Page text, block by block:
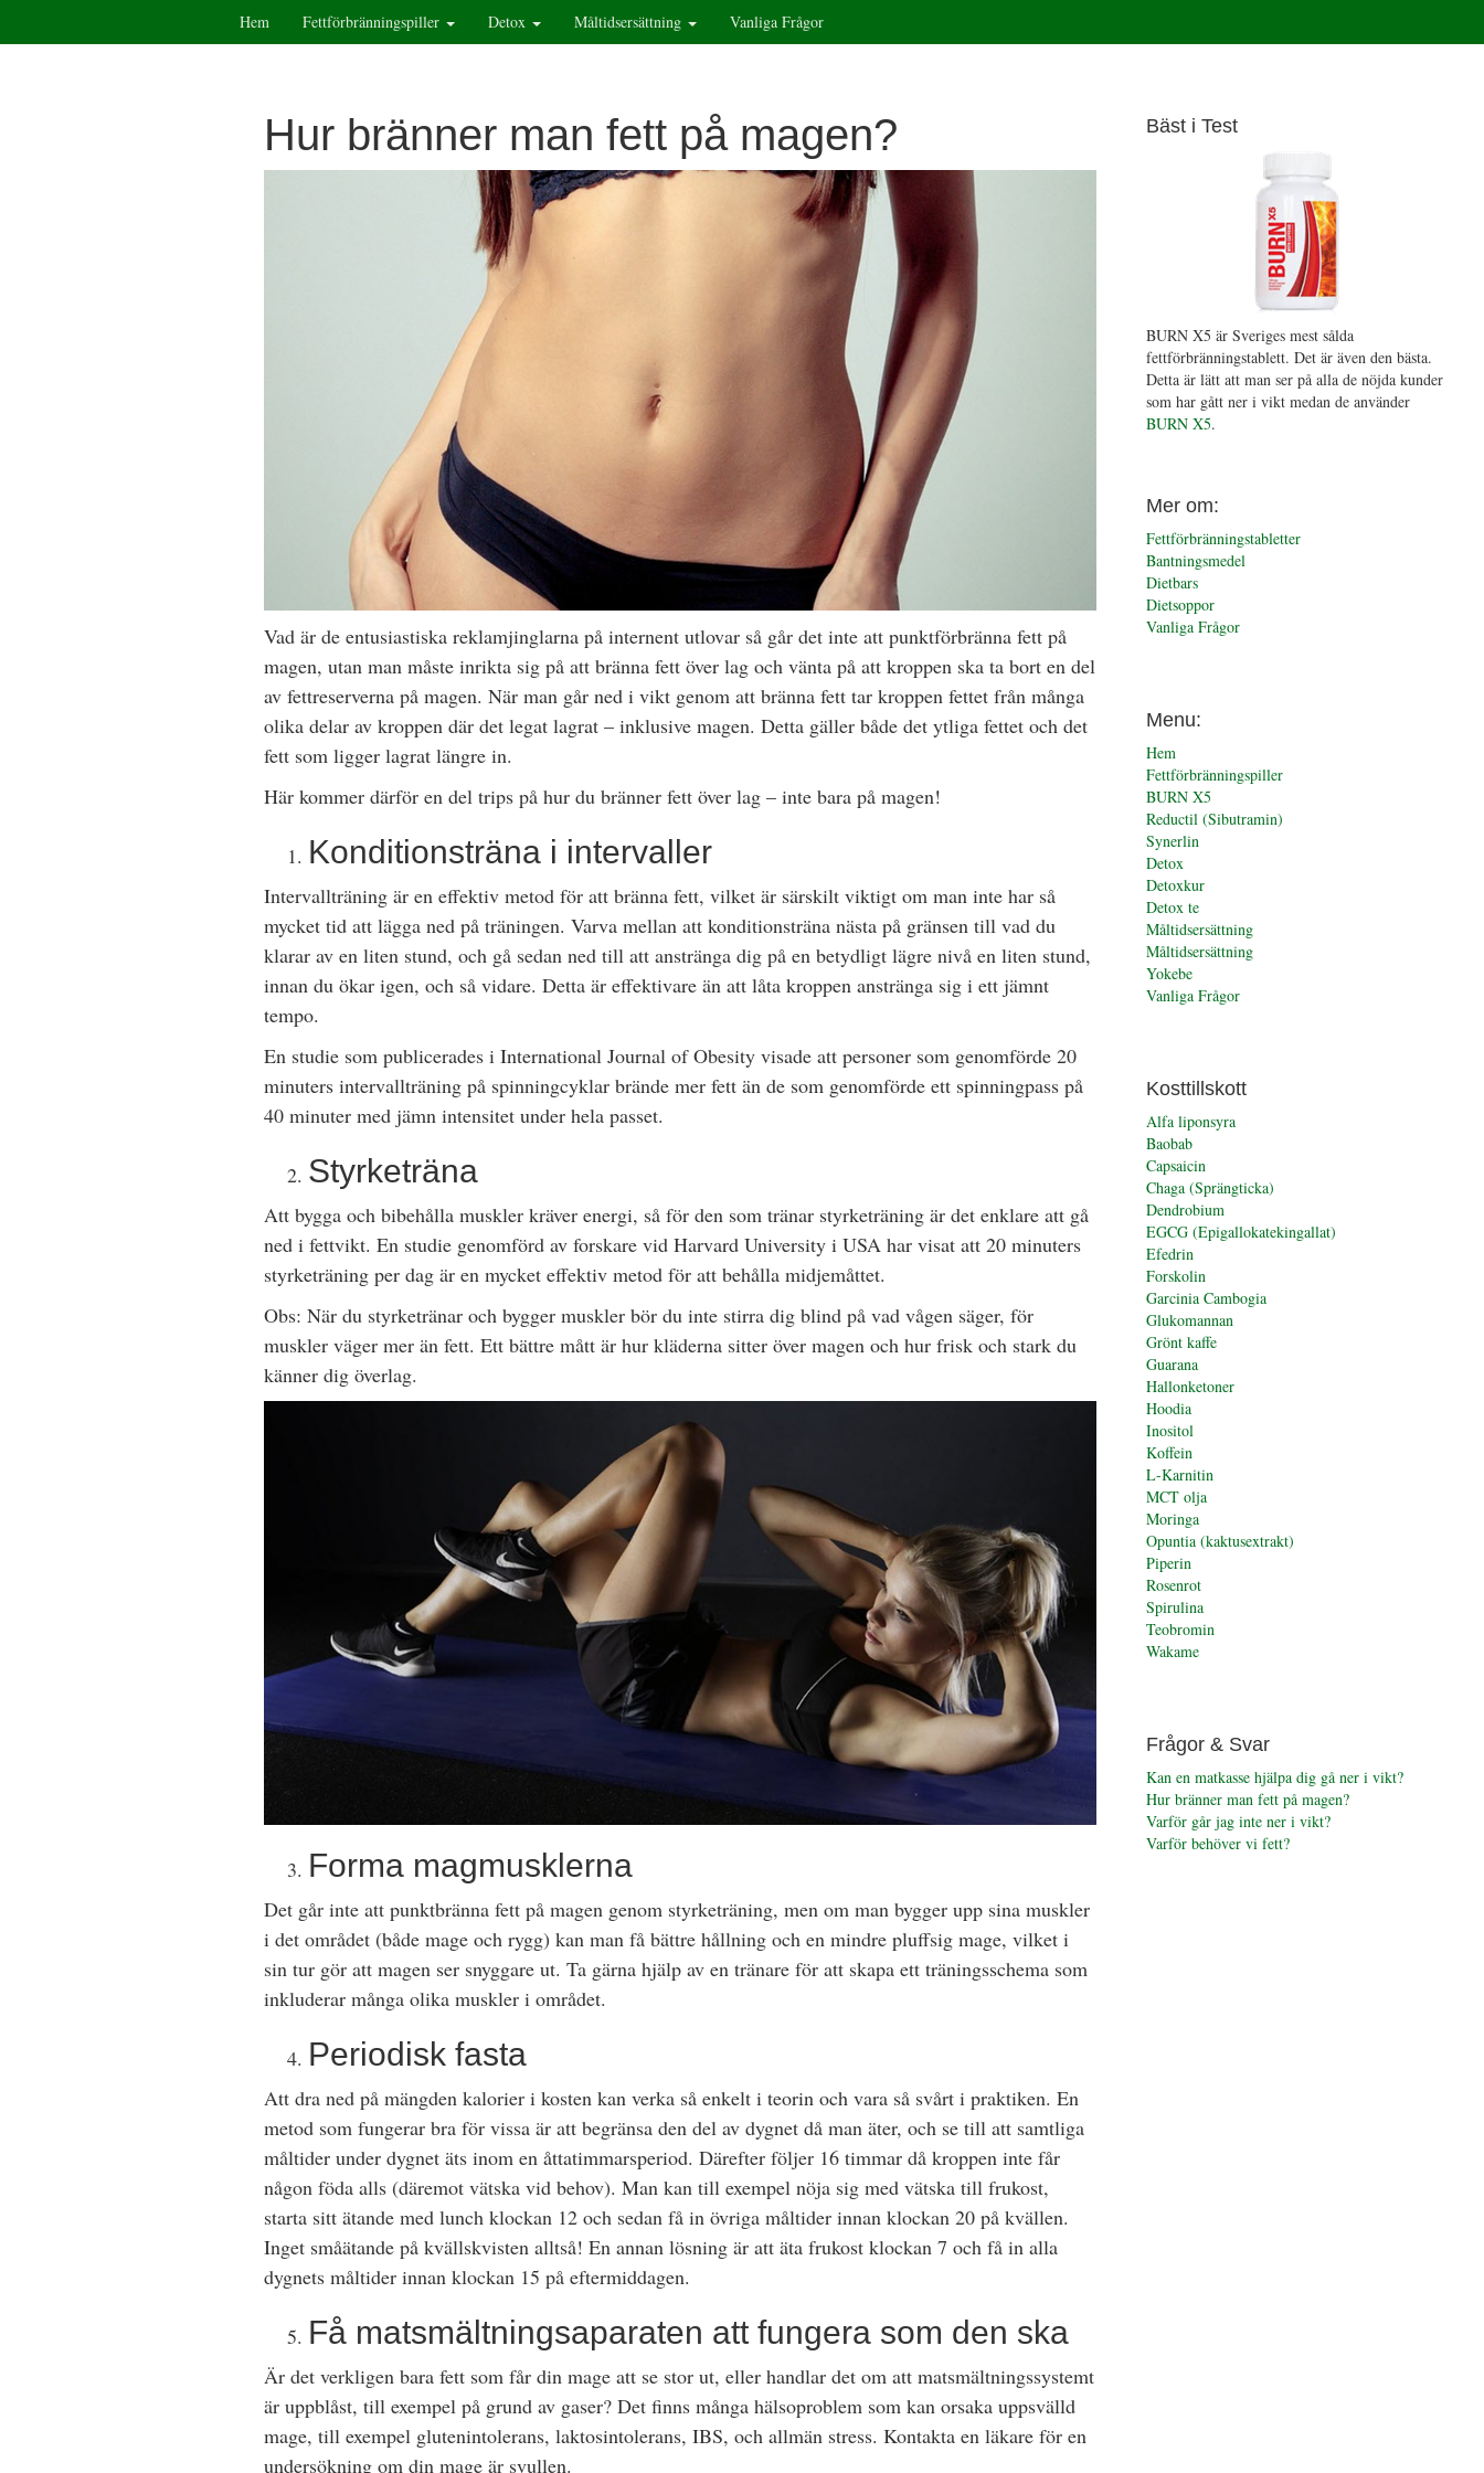
Hem Fettförbränningspiller Detox Måltidsersättning Vanliga Frågor
Hur bränner man fett på magen?
Vad är de entusiastiska reklamjinglarna på internent utlovar så går det inte att punktförbränna fett på
magen, utan man måste inrikta sig på att bränna fett över lag och vänta på att kroppen ska ta bort en del
av fettreserverna på magen. När man går ned i vikt genom att bränna fett tar kroppen fettet från många
olika delar av kroppen där det legat lagrat – inklusive magen. Detta gäller både det ytliga fettet och det
fett som ligger lagrat längre in.
Här kommer därför en del trips på hur du bränner fett över lag – inte bara på magen!
Konditionsträna i intervaller
Intervallträning är en effektiv metod för att bränna fett, vilket är särskilt viktigt om man inte har så
mycket tid att lägga ned på träningen. Varva mellan att konditionsträna nästa på gränsen till vad du
klarar av en liten stund, och gå sedan ned till att anstränga dig på en betydligt lägre nivå en liten stund,
innan du ökar igen, och så vidare. Detta är effektivare än att låta kroppen anstränga sig i ett jämnt
tempo.
En studie som publicerades i International Journal of Obesity visade att personer som genomförde 20
minuters intervallträning på spinningcyklar brände mer fett än de som genomförde ett spinningpass på
40 minuter med jämn intensitet under hela passet.
Styrketräna
Att bygga och bibehålla muskler kräver energi, så för den som tränar styrketräning är det enklare att gå
ned i fettvikt. En studie genomförd av forskare vid Harvard University i USA har visat att 20 minuters
styrketräning per dag är en mycket effektiv metod för att behålla midjemåttet.
Obs: När du styrketränar och bygger muskler bör du inte stirra dig blind på vad vågen säger, för
muskler väger mer än fett. Ett bättre mått är hur kläderna sitter över magen och hur frisk och stark du
känner dig överlag.
Forma magmusklerna
Det går inte att punktbränna fett på magen genom styrketräning, men om man bygger upp sina muskler
i det området (både mage och rygg) kan man få bättre hållning och en mindre pluffsig mage, vilket i
sin tur gör att magen ser snyggare ut. Ta gärna hjälp av en tränare för att skapa ett träningsschema som
inkluderar många olika muskler i området.
Periodisk fasta
Att dra ned på mängden kalorier i kosten kan verka så enkelt i teorin och vara så svårt i praktiken. En
metod som fungerar bra för vissa är att begränsa den del av dygnet då man äter, och se till att samtliga
måltider under dygnet äts inom en åttatimmarsperiod. Därefter följer 16 timmar då kroppen inte får
någon föda alls (däremot vätska vid behov). Man kan till exempel nöja sig med vätska till frukost,
starta sitt ätande med lunch klockan 12 och sedan få in övriga måltider innan klockan 20 på kvällen.
Inget småätande på kvällskvisten alltså! En annan lösning är att äta frukost klockan 7 och få in alla
dygnets måltider innan klockan 15 på eftermiddagen.
Få matsmältningsaparaten att fungera som den ska
Är det verkligen bara fett som får din mage att se stor ut, eller handlar det om att matsmältningssystemt
är uppblåst, till exempel på grund av gaser? Det finns många hälsoproblem som kan orsaka uppsvälld
mage, till exempel glutenintolerans, laktosintolerans, IBS, och allmän stress. Kontakta en läkare för en
undersökning om din mage är svullen.
Bäst i Test
BURN X5 är Sveriges mest sålda
fettförbränningstablett. Det är även den bästa.
Detta är lätt att man ser på alla de nöjda kunder
som har gått ner i vikt medan de använder
BURN X5.
Mer om:
Fettförbränningstabletter
Bantningsmedel
Dietbars
Dietsoppor
Vanliga Frågor
Menu:
Hem
Fettförbränningspiller
BURN X5
Reductil (Sibutramin)
Synerlin
Detox
Detoxkur
Detox te
Måltidsersättning
Måltidsersättning
Yokebe
Vanliga Frågor
Kosttillskott
Alfa liponsyra
Baobab
Capsaicin
Chaga (Sprängticka)
Dendrobium
EGCG (Epigallokatekingallat)
Efedrin
Forskolin
Garcinia Cambogia
Glukomannan
Grönt kaffe
Guarana
Hallonketoner
Hoodia
Inositol
Koffein
L-Karnitin
MCT olja
Moringa
Opuntia (kaktusextrakt)
Piperin
Rosenrot
Spirulina
Teobromin
Wakame
Frågor & Svar
Kan en matkasse hjälpa dig gå ner i vikt?
Hur bränner man fett på magen?
Varför går jag inte ner i vikt?
Varför behöver vi fett?